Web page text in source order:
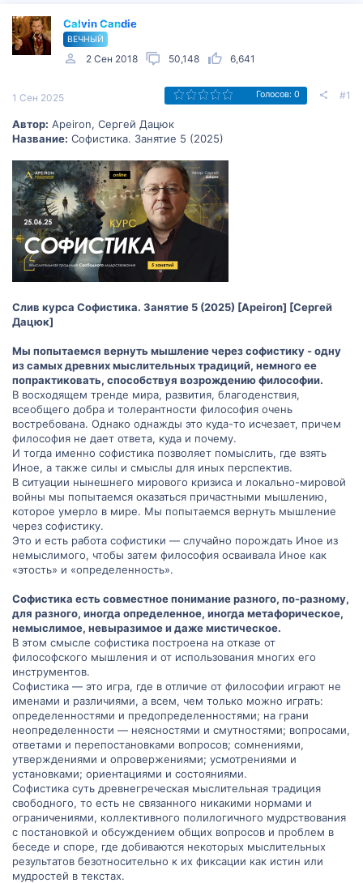
Calvin Candie
ВЕЧНЫЙ
2 Сен 2018 50,148 6,641
1 Сен 2025 Голосов: 0 #1
Автор: Apeiron, Сергей Дацюк
Название: Софистика. Занятие 5 (2025)
Слив курса Софистика. Занятие 5 (2025) [Apeiron] [Сергей
Дацюк]
Мы попытаемся вернуть мышление через софистику - одну
из самых древних мыслительных традиций, немного ее
попрактиковать, способствуя возрождению философии.
В восходящем тренде мира, развития, благоденствия,
всеобщего добра и толерантности философия очень
востребована. Однако однажды это куда-то исчезает, причем
философия не дает ответа, куда и почему.
И тогда именно софистика позволяет помыслить, где взять
Иное, а также силы и смыслы для иных перспектив.
В ситуации нынешнего мирового кризиса и локально-мировой
войны мы попытаемся оказаться причастными мышлению,
которое умерло в мире. Мы попытаемся вернуть мышление
через софистику.
Это и есть работа софистики — случайно порождать Иное из
немыслимого, чтобы затем философия осваивала Иное как
«этость» и «определенность».
Софистика есть совместное понимание разного, по-разному,
для разного, иногда определенное, иногда метафорическое,
немыслимое, невыразимое и даже мистическое.
В этом смысле софистика построена на отказе от
философского мышления и от использования многих его
инструментов.
Софистика — это игра, где в отличие от философии играют не
именами и различиями, а всем, чем только можно играть:
определенностями и предопределенностями; на грани
неопределенности — неясностями и смутностями; вопросами,
ответами и перепостановками вопросов; сомнениями,
утверждениями и опровержениями; усмотрениями и
установками; ориентациями и состояниями.
Софистика суть древнегреческая мыслительная традиция
свободного, то есть не связанного никакими нормами и
ограничениями, коллективного полилогичного мудрствования
с постановкой и обсуждением общих вопросов и проблем в
беседе и споре, где добиваются некоторых мыслительных
результатов безотносительно к их фиксации как истин или
мудростей в текстах.